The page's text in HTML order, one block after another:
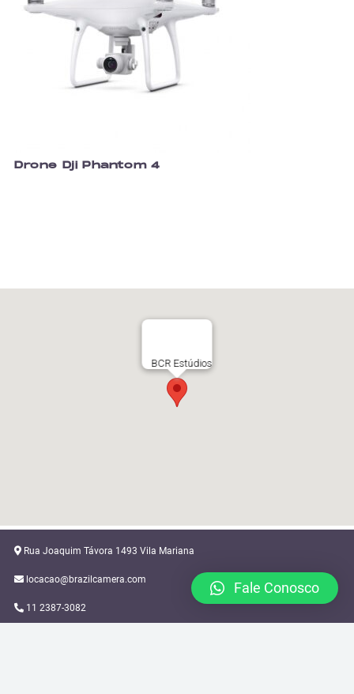
Drone Dji Phantom 4
BCR Estúdios
Rua Joaquim Távora 1493 Vila Mariana
locacao@brazilcamera.com
11 2387-3082
Fale Conosco